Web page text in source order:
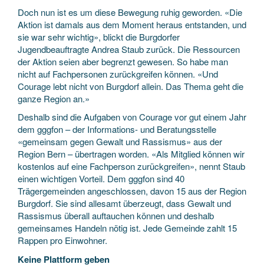
Doch nun ist es um diese Bewegung ruhig geworden. «Die
Aktion ist damals aus dem Moment heraus entstanden, und
sie war sehr wichtig», blickt die Burgdorfer
Jugendbeauftragte Andrea Staub zurück. Die Ressourcen
der Aktion seien aber begrenzt gewesen. So habe man
nicht auf Fachpersonen zurückgreifen können. «Und
Courage lebt nicht von Burgdorf allein. Das Thema geht die
ganze Region an.»
Deshalb sind die Aufgaben von Courage vor gut einem Jahr
dem gggfon – der Informations- und Beratungsstelle
«gemeinsam gegen Gewalt und Rassismus» aus der
Region Bern – übertragen worden. «Als Mitglied können wir
kostenlos auf eine Fachperson zurückgreifen», nennt Staub
einen wichtigen Vorteil. Dem gggfon sind 40
Trägergemeinden angeschlossen, davon 15 aus der Region
Burgdorf. Sie sind allesamt überzeugt, dass Gewalt und
Rassismus überall auftauchen können und deshalb
gemeinsames Handeln nötig ist. Jede Gemeinde zahlt 15
Rappen pro Einwohner.
Keine Plattform geben